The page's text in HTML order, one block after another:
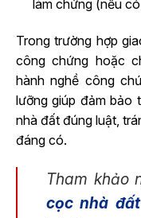
làm chứng (nếu
Trong trường hợp
công chứng hoặc
hành nghề công
lưỡng giúp đảm bảo
nhà đất đúng luật,
đáng có.
Tham khảo
cọc nhà đất